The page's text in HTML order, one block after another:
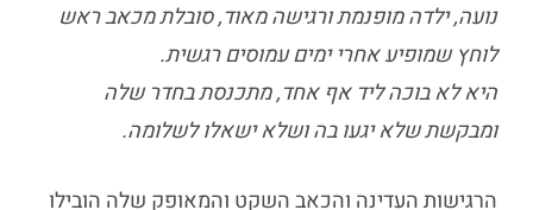
נועה, ילדה מופנמת ורגישה מאוד, סובלת מכאב ראש
לוחץ שמופיע אחרי ימים עמוסים רגשית.
היא לא בוכה ליד אף אחד, מתכנסת בחדר שלה
ומבקשת שלא יגעו בה ושלא ישאלו לשלומה.
הרגישות העדינה והכאב השקט והמאופק שלה הובילו